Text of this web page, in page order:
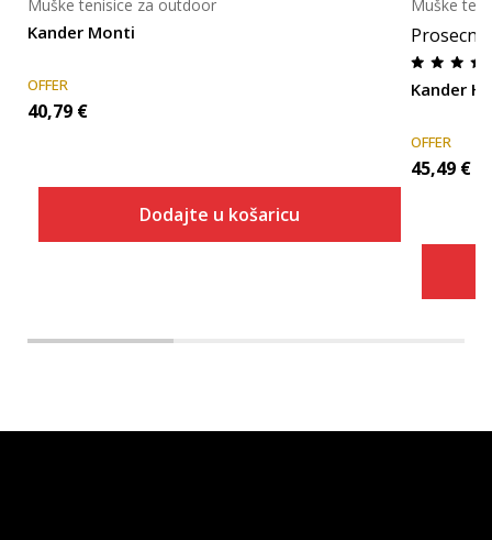
Kander Monti
Muške tenisice za outdoor
OFFER
40,79 €
Dodajte u košaricu
Kander
Muške
OFFER
45,49 €